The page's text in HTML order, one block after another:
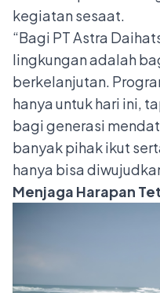
kegiatan sesaat.
“Bagi PT Astra
lingkungan adalah
berkelanjutan.
hanya untuk hari ini,
bagi generasi
banyak pihak ikut
hanya bisa
Menjaga Harapan